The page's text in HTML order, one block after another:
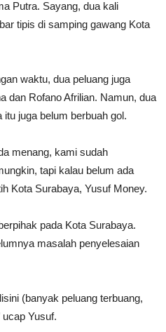
Putra. Sayang, dua kali
tipis di samping gawang Kota
waktu, dua peluang juga
dan Rofano Afrilian. Namun, dua
juga belum berbuah gol.
menang, kami sudah
tapi kalau belum ada
Kota Surabaya, Yusuf Money.
pada Kota Surabaya.
masalah penyelesaian
(banyak peluang terbuang,
Yusuf.